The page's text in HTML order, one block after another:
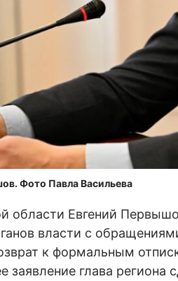
Фото Павла Васильева
области Евгений
власти с
к формальным
заявление глава региона